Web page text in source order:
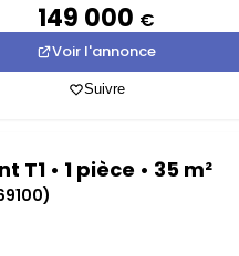
149 000 €
Voir l'annonce
Suivre
• 1 pièce • 35 m²